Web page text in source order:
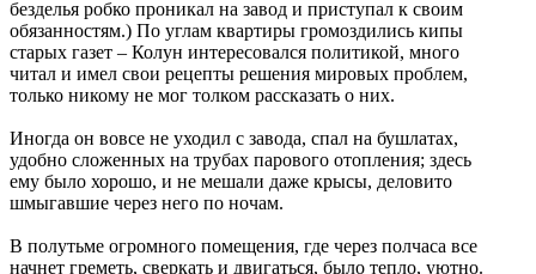
безделья робко проникал на завод и приступал к своим
обязанностям.) По углам квартиры громоздились кипы
старых газет – Колун интересовался политикой, много
читал и имел свои рецепты решения мировых проблем,
только никому не мог толком рассказать о них.
Иногда он вовсе не уходил с завода, спал на бушлатах,
удобно сложенных на трубах парового отопления; здесь
ему было хорошо, и не мешали даже крысы, деловито
шмыгавшие через него по ночам.
В полутьме огромного помещения, где через полчаса все
начнет греметь, сверкать и двигаться, было тепло, уютно.